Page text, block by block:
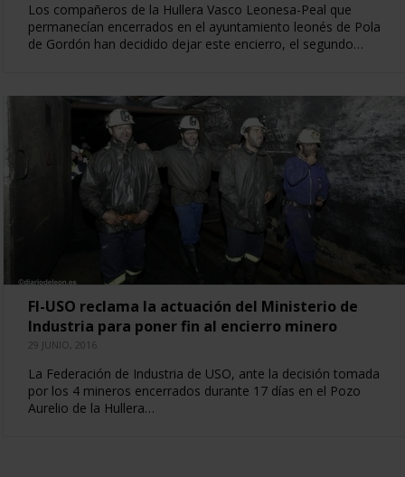
Los compañeros de la Hullera Vasco Leonesa-Peal que
permanecían encerrados en el ayuntamiento leonés de Pola
de Gordón han decidido dejar este encierro, el segundo…
FI-USO reclama la actuación del Ministerio de
Industria para poner fin al encierro minero
29 JUNIO, 2016
La Federación de Industria de USO, ante la decisión tomada
por los 4 mineros encerrados durante 17 días en el Pozo
Aurelio de la Hullera…